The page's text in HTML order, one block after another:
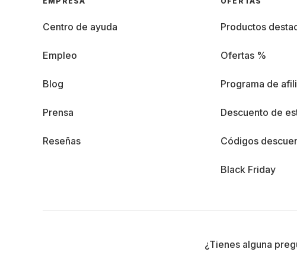
Centro de ayuda
Empleo
Blog
Prensa
Reseñas
Productos
Ofertas %
Programa de
Descuento de
Códigos
Black Friday
¿Tienes alguna